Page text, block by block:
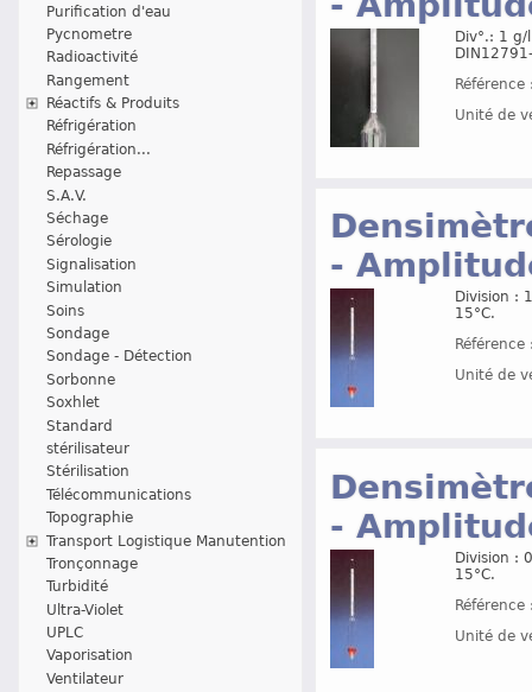
Purification d'eau
Pycnometre
Radioactivité
Rangement
Réactifs & Produits
Réfrigération
Réfrigération...
Repassage
S.A.V.
Séchage
Sérologie
Signalisation
Simulation
Soins
Sondage
Sondage - Détection
Sorbonne
Soxhlet
Standard
stérilisateur
Stérilisation
Télécommunications
Topographie
Transport Logistique Manutention
Tronçonnage
Turbidité
Ultra-Violet
UPLC
Vaporisation
Ventilateur
Div°.: 1 g/
Unité de
-
Division :
15°C.
Unité de
-
Division :
15°C.
Unité de